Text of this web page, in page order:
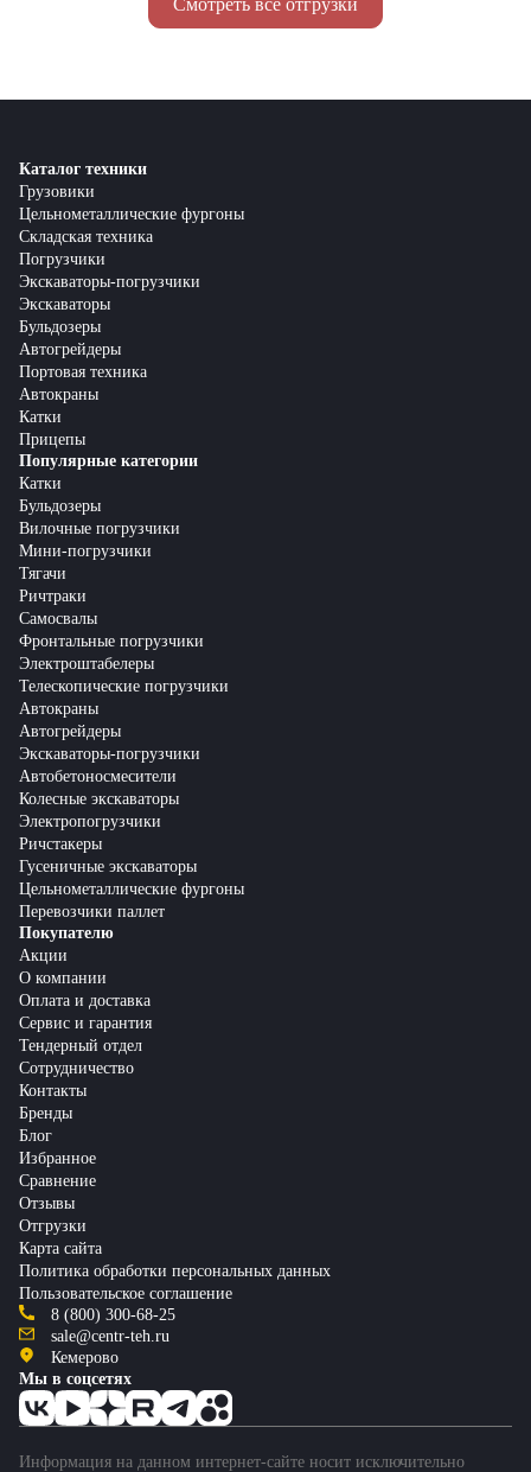
Каталог техники
Грузовики
Цельнометаллические фургоны
Складская техника
Погрузчики
Экскаваторы-погрузчики
Экскаваторы
Бульдозеры
Автогрейдеры
Портовая техника
Автокраны
Катки
Прицепы
Популярные категории
Катки
Бульдозеры
Вилочные погрузчики
Мини-погрузчики
Тягачи
Ричтраки
Самосвалы
Фронтальные погрузчики
Электроштабелеры
Телескопические погрузчики
Автокраны
Автогрейдеры
Экскаваторы-погрузчики
Автобетоносмесители
Колесные экскаваторы
Электропогрузчики
Ричстакеры
Гусеничные экскаваторы
Цельнометаллические фургоны
Перевозчики паллет
Покупателю
Акции
О компании
Оплата и доставка
Сервис и гарантия
Тендерный отдел
Сотрудничество
Контакты
Бренды
Блог
Избранное
Сравнение
Отзывы
Отгрузки
Карта сайта
Политика обработки персональных данных
Пользовательское соглашение
8 (800) 300-68-25
sale@centr-teh.ru
Кемерово
Мы в соцсетях
Информация на данном интернет-сайте носит исключительно